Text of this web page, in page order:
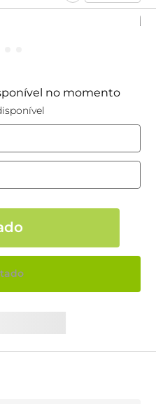
no momento